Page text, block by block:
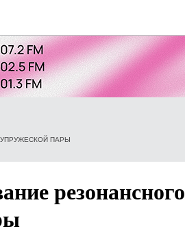
ПАРЫ
резонансного